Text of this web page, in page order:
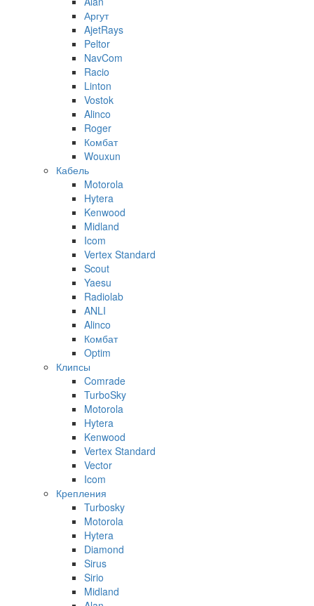
Аргут
AjetRays
Peltor
NavCom
Racio
Linton
Vostok
Alinco
Roger
Комбат
Wouxun
Кабель
Motorola
Hytera
Kenwood
Midland
Icom
Vertex Standard
Scout
Yaesu
Radiolab
ANLI
Alinco
Комбат
Optim
Клипсы
Comrade
TurboSky
Motorola
Hytera
Kenwood
Vertex Standard
Vector
Icom
Крепления
Turbosky
Motorola
Hytera
Diamond
Sirus
Sirio
Midland